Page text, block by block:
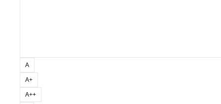
A
Rozmiar
1
A+
Rozmiar
2
A++
Rozmiar